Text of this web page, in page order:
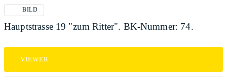
BILD
Hauptstrasse 19 "zum Ritter". BK-Nummer: 74.
VIEWER